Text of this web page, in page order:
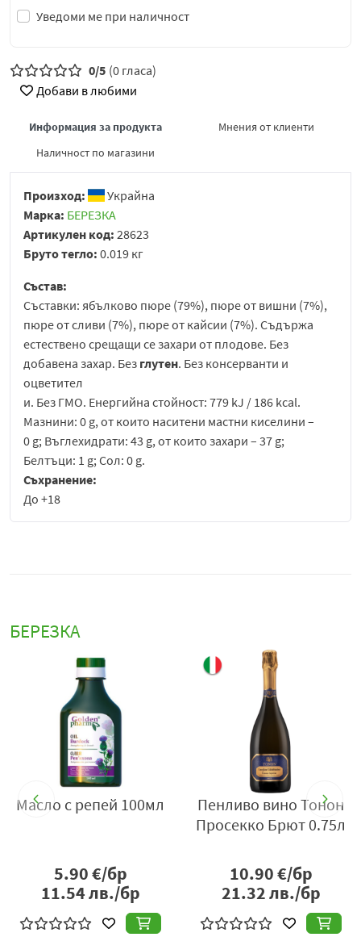
Уведоми ме при наличност
0/5 (0 гласа)
Добави в любими
Информация за продукта
Мнения от клиенти
Наличност по магазини
Произход:
Украйна
Марка: БЕРЕЗКА
Артикулен код: 28623
Бруто тегло: 0.019 кг
Състав:
Съставки: ябълково пюре (79%), пюре от вишни (7%),
пюре от сливи (7%), пюре от кайсии (7%). Съдържа
естествено срещащи се захари от плодове. Без
добавена захар. Без глутен. Без консерванти и
оцветител
и. Без ГМО. Енергийна стойност: 779 kJ / 186 kcal.
Мазнини: 0 g, от които наситени мастни киселини –
0 g; Въглехидрати: 43 g, от които захари – 37 g;
Белтъци: 1 g; Сол: 0 g.
Съхранение:
До +18
БЕРЕЗКА
Пенливо вино Тонон
10.90€/бр
21.32лв./бр
Сос тартар чумак
200гр
1.50€/бр
2.93лв./бр